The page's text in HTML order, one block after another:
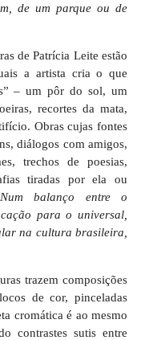
de um parque ou de
de Patrícia Leite estão
a artista cria o que
– um pôr do sol, um
recortes da mata,
Obras cujas fontes
diálogos com amigos,
trechos de poesias,
tiradas por ela ou
Num balanço entre o
para o universal,
na cultura brasileira,
trazem composições
de cor, pinceladas
cromática é ao mesmo
contrastes sutis entre